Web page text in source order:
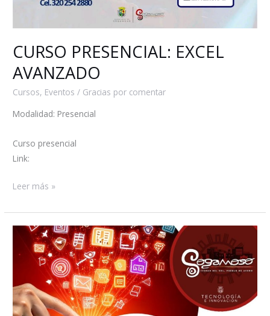
CURSO PRESENCIAL: EXCEL
AVANZADO
Cursos, Eventos / Gracias por comentar
Modalidad: Presencial
Curso presencial
Link:
Leer más »
CAPACITACIONES
PRESENCIALES
GPT
Y